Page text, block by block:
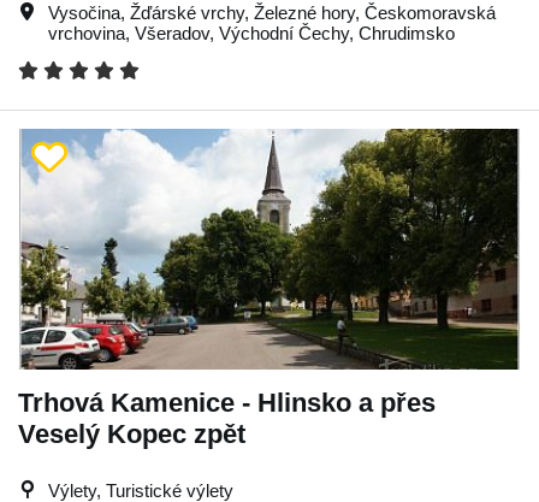
Vysočina, Žďárské vrchy, Železné hory, Českomoravská
vrchovina, Všeradov, Východní Čechy, Chrudimsko
Trhová Kamenice - Hlinsko a přes
Veselý Kopec zpět
Výlety, Turistické výlety